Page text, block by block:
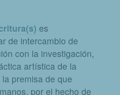
es
de intercambio de
con la investigación,
artística de la
premisa de que
por el hecho de